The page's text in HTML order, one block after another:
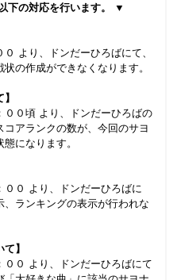
下の対応を行います。 ▼
より、ドンだーひろばにて、
の作成ができなくなります。
００頃 より、ドンだーひろばの
アランクの数が、今回のサヨ
になります。
００ より、ドンだーひろばに
ランキングの表示が行われな
】
００ より、ドンだーひろばにて